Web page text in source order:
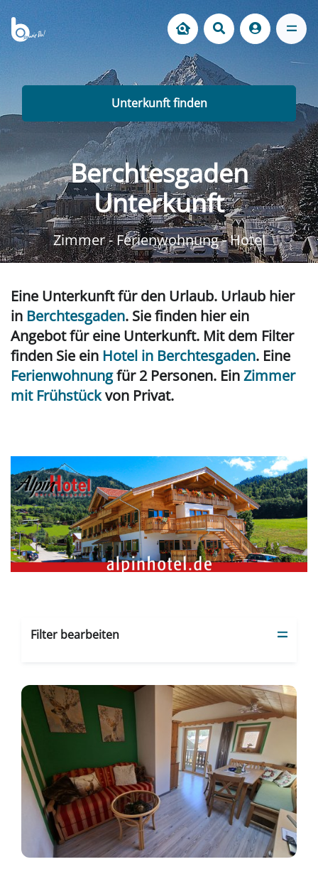
Unterkunft finden
Berchtesgaden
Unterkunft
Zimmer - Ferienwohnung - Hotel
Eine Unterkunft für den Urlaub. Urlaub hier
in Berchtesgaden. Sie finden hier ein
Angebot für eine Unterkunft. Mit dem Filter
finden Sie ein Hotel in Berchtesgaden. Eine
Ferienwohnungfür 2 Personen. EinZimmer
mit Frühstückvon Privat.
Filter bearbeiten